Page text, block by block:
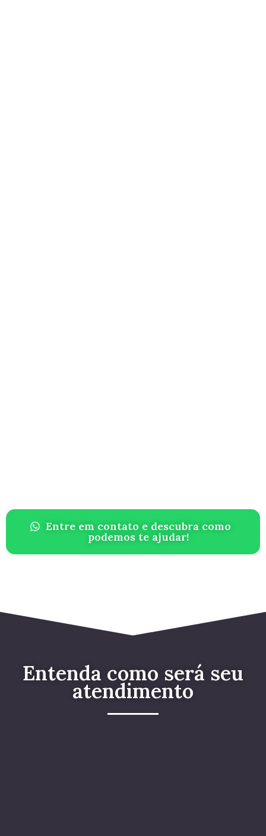
Entre em contato e descubra como
podemos te ajudar!
Entenda como será seu
atendimento